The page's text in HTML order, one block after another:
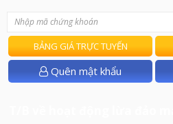
BẢNG GIÁ TRỰC TUYẾN
Quên mật khẩu